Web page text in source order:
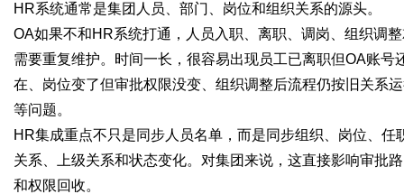
HR系统通常是集团人员、部门、岗位和组织关系的源头。
OA如果不和HR系统打通，人员入职、离职、调岗、组织调
需要重复维护。时间一长，很容易出现员工已离职但OA账号
在、岗位变了但审批权限没变、组织调整后流程仍按旧关系
等问题。
HR集成重点不只是同步人员名单，而是同步组织、岗位、任
关系、上级关系和状态变化。对集团来说，这直接影响审批
和权限回收。